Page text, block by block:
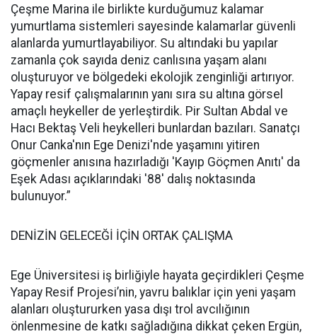
Çeşme Marina ile birlikte kurduğumuz kalamar
yumurtlama sistemleri sayesinde kalamarlar güvenli
alanlarda yumurtlayabiliyor. Su altındaki bu yapılar
zamanla çok sayıda deniz canlısına yaşam alanı
oluşturuyor ve bölgedeki ekolojik zenginliği artırıyor.
Yapay resif çalışmalarının yanı sıra su altına görsel
amaçlı heykeller de yerleştirdik. Pir Sultan Abdal ve
Hacı Bektaş Veli heykelleri bunlardan bazıları. Sanatçı
Onur Canka'nın Ege Denizi'nde yaşamını yitiren
göçmenler anısına hazırladığı 'Kayıp Göçmen Anıtı' da
Eşek Adası açıklarındaki '88' dalış noktasında
bulunuyor.”
DENİZİN GELECEĞİ İÇİN ORTAK ÇALIŞMA
Ege Üniversitesi iş birliğiyle hayata geçirdikleri Çeşme
Yapay Resif Projesi’nin, yavru balıklar için yeni yaşam
alanları oluştururken yasa dışı trol avcılığının
önlenmesine de katkı sağladığına dikkat çeken Ergün,